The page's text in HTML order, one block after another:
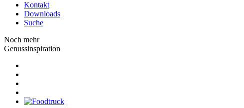
Kontakt
Downloads
Suche
Noch mehr
Genussinspiration